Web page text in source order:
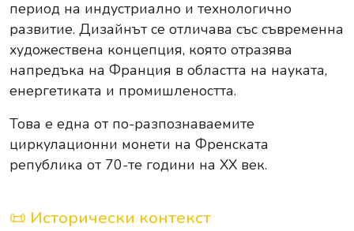
период на индустриално и технологично
развитие. Дизайнът се отличава със съвременна
художествена концепция, която отразява
напредъка на Франция в областта на науката,
енергетиката и промишлеността.
Това е една от по-разпознаваемите
циркулационни монети на Френската
република от 70-те години на XX век.
📜 Исторически контекст